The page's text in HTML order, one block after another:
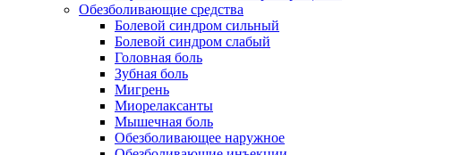
Обезболивающие средства
Болевой синдром сильный
Болевой синдром слабый
Головная боль
Зубная боль
Мигрень
Миорелаксанты
Мышечная боль
Обезболивающее наружное